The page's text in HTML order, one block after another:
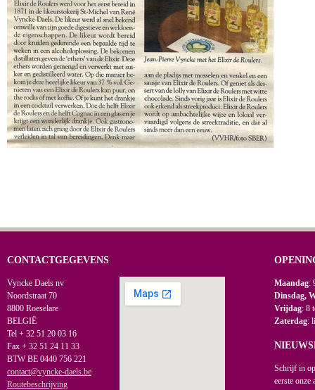
CONTACTGEGEVENS
Vyncke Daels nv
Noordstraat 70
8800 Roeselare
BELGIË
Tel + 32 51 20 03 16
Fax + 32 51 24 11 33
BTW BE 0440 756 221
contact@vyncke-daels.be
Routebeschrijving
Maandag:
Dinsdag,
Vrijdag: 8
Zaterdag:
Schrijf in
eerste onze